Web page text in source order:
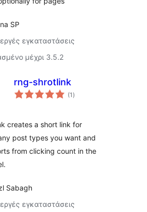
SP
εγκαταστάσεις
μέχρι 3.5.2
rng-shrotlink
(1 αξιολογήσεις
σύνολο
)
creates a short link for
post types you want and
from clicking count in the
Sabagh
εγκαταστάσεις